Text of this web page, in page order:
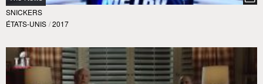
SNICKERS
ÉTATS-UNIS / 2017